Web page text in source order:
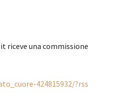
riceve una commissione
424815932/?rss